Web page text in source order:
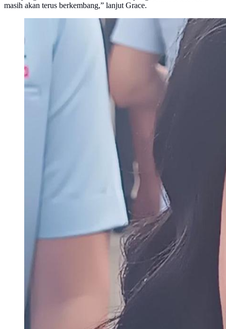
masih akan terus berkembang,” lanjut Grace.